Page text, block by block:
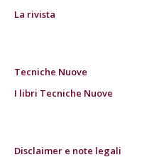
La rivista
Tecniche Nuove
I libri Tecniche Nuove
Disclaimer e note legali